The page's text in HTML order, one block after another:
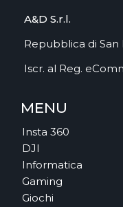
A&D S.r.l.
Repubblica di San
Iscr. al Reg.
MENU
Insta 360
DJI
Informatica
Gaming
Giochi